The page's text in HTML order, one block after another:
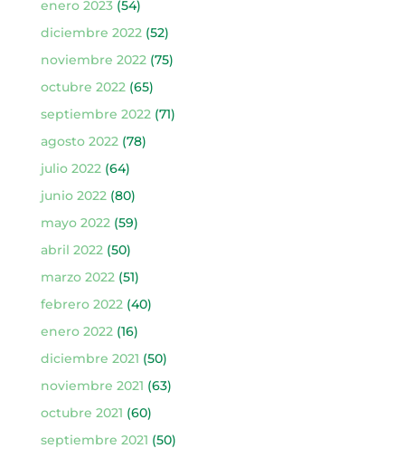
enero 2023(54)
diciembre 2022(52)
noviembre 2022(75)
octubre 2022(65)
septiembre 2022(71)
agosto 2022(78)
julio 2022(64)
junio 2022(80)
mayo 2022(59)
abril 2022(50)
marzo 2022(51)
febrero 2022(40)
enero 2022(16)
diciembre 2021 (50)
noviembre 2021 (63)
octubre 2021 (60)
septiembre 2021 (50)